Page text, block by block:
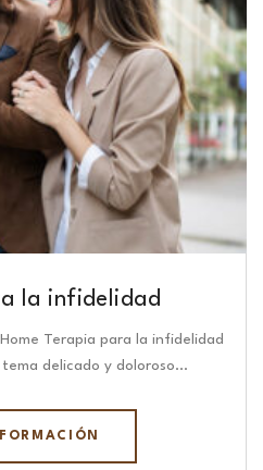
la infidelidad
Terapia para la infidelidad
delicado y doloroso…